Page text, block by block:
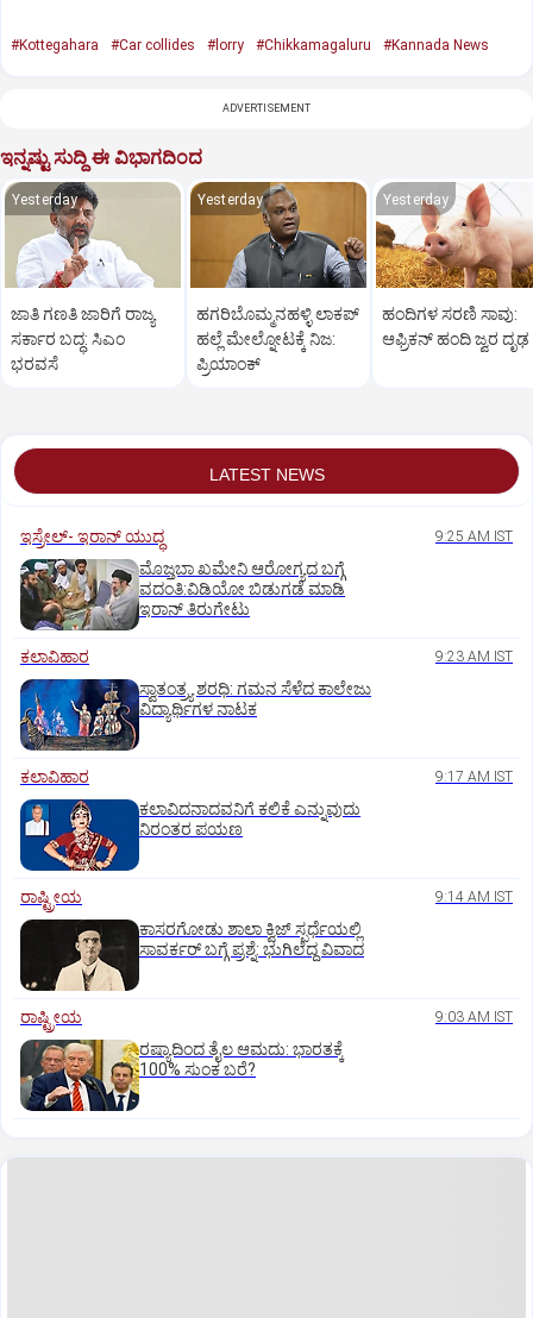
#Kottegahara #Car collides #lorry #Chikkamagaluru #Kannada News
ADVERTISEMENT
ಇನ್ನಷ್ಟು ಸುದ್ದಿ ಈ ವಿಭಾಗದಿಂದ
Yesterday
ಜಾತಿ ಗಣತಿ ಜಾರಿಗೆ ರಾಜ್ಯ
ಸರ್ಕಾರ ಬದ್ಧ: ಸಿಎಂ
ಭರವಸೆ
Yesterday
ಹಗರಿಬೊಮ್ಮನಹಳ್ಳಿ ಲಾಕಪ್‌
ಹಲ್ಲೆ ಮೇಲ್ನೋಟಕ್ಕೆ ನಿಜ:
ಪ್ರಿಯಾಂಕ್‌
Yesterday
ಹಂದಿಗಳ ಸರಣಿ ಸಾವು:
ಆಫ್ರಿಕನ್‌ ಹಂದಿ ಜ್ವರ ದೃಢ
LATEST NEWS
ಇಸ್ರೇಲ್- ಇರಾನ್‌ ಯುದ್ಧ 9:25 AM IST
ಮೊಜ್ತಬಾ ಖಮೇನಿ ಆರೋಗ್ಯದ ಬಗ್ಗೆ
ವದಂತಿ:ವಿಡಿಯೋ ಬಿಡುಗಡೆ ಮಾಡಿ
ಇರಾನ್‌ ತಿರುಗೇಟು
ಕಲಾವಿಹಾರ 9:23 AM IST
ಸ್ವಾತಂತ್ರ್ಯ ಶರಧಿ: ಗಮನ ಸೆಳೆದ ಕಾಲೇಜು
ವಿದ್ಯಾರ್ಥಿಗಳ ನಾಟಕ
ಕಲಾವಿಹಾರ 9:17 AM IST
ಕಲಾವಿದನಾದವನಿಗೆ ಕಲಿಕೆ ಎನ್ನುವುದು
ನಿರಂತರ ಪಯಣ
ರಾಷ್ಟ್ರೀಯ 9:14 AM IST
ಕಾಸರಗೋಡು ಶಾಲಾ ಕ್ವಿಜ್‌ ಸ್ಪರ್ಧೆಯಲ್ಲಿ
ಸಾವರ್ಕರ್‌ ಬಗ್ಗೆ ಪ್ರಶ್ನೆ: ಭುಗಿಲೆದ್ದ ವಿವಾದ
ರಾಷ್ಟ್ರೀಯ 9:03 AM IST
ರಷ್ಯಾದಿಂದ ತೈಲ ಆಮದು: ಭಾರತಕ್ಕೆ
100% ಸುಂಕ ಬರೆ?